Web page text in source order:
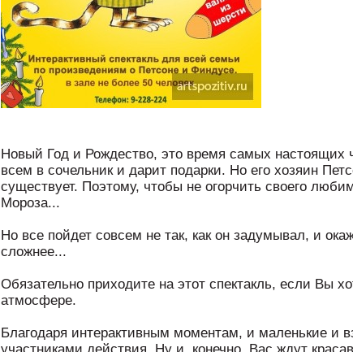
Новый Год и Рождество, это время самых настоящих
всем в сочельник и дарит подарки. Но его хозяин
существует. Поэтому, чтобы не огорчить своего
Мороза...
Но все пойдет совсем не так, как он задумывал, и
сложнее...
Обязательно приходите на этот спектакль, если Вы
атмосфере.
Благодаря интерактивным моментам, и маленькие и
участниками действия. Ну и, конечно, Вас ждут